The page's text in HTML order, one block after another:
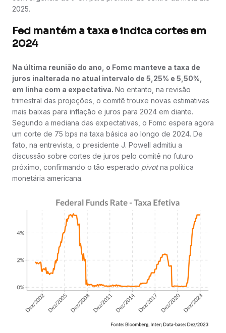
2025.
Fed mantém a taxa e indica cortes em
2024
Na última reunião do ano, o Fomc manteve a taxa de
juros inalterada no atual intervalo de 5,25% e 5,50%,
em linha com a expectativa. No entanto, na revisão
trimestral das projeções, o comitê trouxe novas estimativas
mais baixas para inflação e juros para 2024 em diante.
Segundo a mediana das expectativas, o Fomc espera agora
um corte de 75 bps na taxa básica ao longo de 2024. De
fato, na entrevista, o presidente J. Powell admitiu a
discussão sobre cortes de juros pelo comitê no futuro
próximo, confirmando o tão esperado pivotna política
monetária americana.